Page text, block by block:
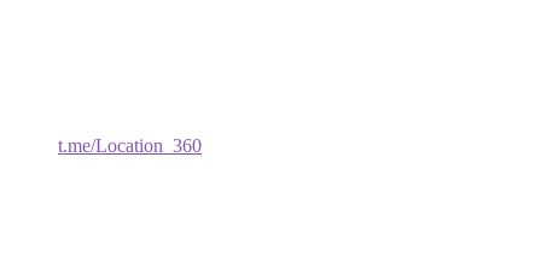
t.me/Location_360